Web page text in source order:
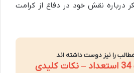
درباره نقش خود در دفاع از کرامت
را نیز دوست داشته اند
خلاصه کتاب 34 استعداد – نکات کلیدی